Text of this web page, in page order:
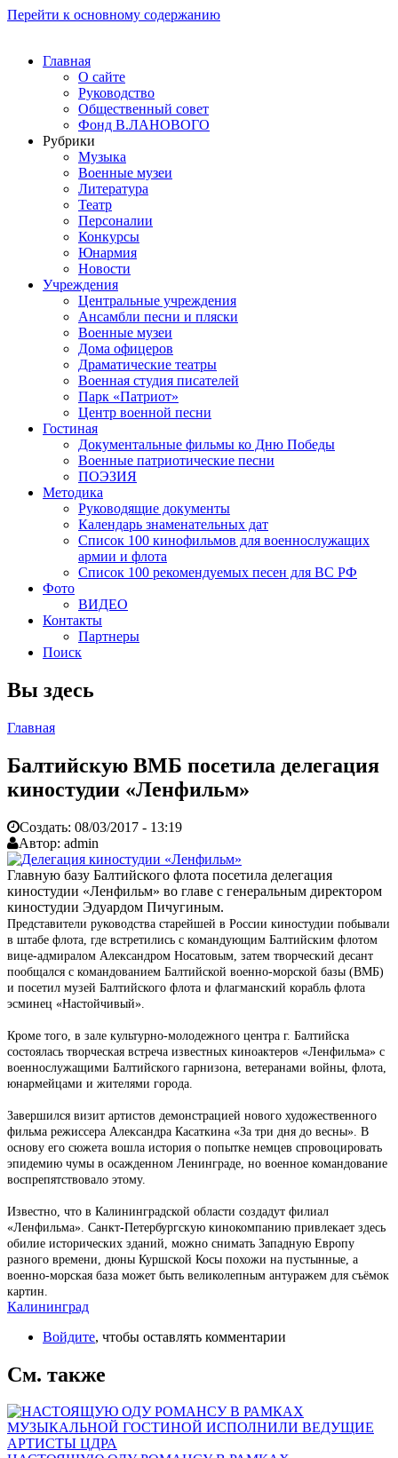
Перейти к основному содержанию
Главная
О сайте
Руководство
Общественный совет
Фонд В.ЛАНОВОГО
Рубрики
Музыка
Военные музеи
Литература
Театр
Персоналии
Конкурсы
Юнармия
Новости
Учреждения
Центральные учреждения
Ансамбли песни и пляски
Военные музеи
Дома офицеров
Драматические театры
Военная студия писателей
Парк «Патриот»
Центр военной песни
Гостиная
Документальные фильмы ко Дню Победы
Военные патриотические песни
ПОЭЗИЯ
Методика
Руководящие документы
Календарь знаменательных дат
Список 100 кинофильмов для военнослужащих
армии и флота
Список 100 рекомендуемых песен для ВС РФ
Фото
ВИДЕО
Контакты
Партнеры
Поиск
Вы здесь
Главная
Балтийскую ВМБ посетила делегация
киностудии «Ленфильм»
Создать: 08/03/2017 - 13:19
Автор: admin
Главную базу Балтийского флота посетила делегация
киностудии «Ленфильм» во главе с генеральным директором
киностудии Эдуардом Пичугиным.
Представители руководства старейшей в России киностудии побывали
в штабе флота, где встретились с командующим Балтийским флотом
вице-адмиралом Александром Носатовым, затем творческий десант
пообщался с командованием Балтийской военно-морской базы (ВМБ)
и посетил музей Балтийского флота и флагманский корабль флота
эсминец «Настойчивый».
Кроме того, в зале культурно-молодежного центра г. Балтийска
состоялась творческая встреча известных киноактеров «Ленфильма» с
военнослужащими Балтийского гарнизона, ветеранами войны, флота,
юнармейцами и жителями города.
Завершился визит артистов демонстрацией нового художественного
фильма режиссера Александра Касаткина «За три дня до весны». В
основу его сюжета вошла история о попытке немцев спровоцировать
эпидемию чумы в осажденном Ленинграде, но военное командование
воспрепятствовало этому.
Известно, что в Калининградской области создадут филиал
«Ленфильма». Санкт-Петербургскую кинокомпанию привлекает здесь
обилие исторических зданий, можно снимать Западную Европу
разного времени, дюны Куршской Косы похожи на пустынные, а
военно-морская база может быть великолепным антуражем для съёмок
картин.
Калининград
Войдите, чтобы оставлять комментарии
См. также